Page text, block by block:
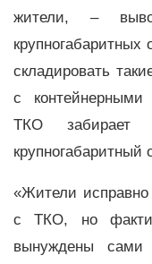
жители, –
крупногабаритных
складировать
с
ТКО забирает
крупногабаритный
«Жители
с ТКО, но
вынуждены сами